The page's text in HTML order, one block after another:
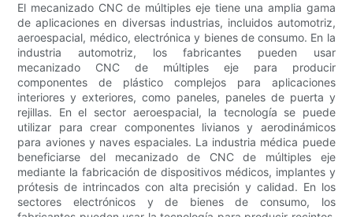
El mecanizado CNC de múltiples eje tiene una amplia gama
de aplicaciones en diversas industrias, incluidos automotriz,
aeroespacial, médico, electrónica y bienes de consumo. En la
industria automotriz, los fabricantes pueden usar
mecanizado CNC de múltiples eje para producir
componentes de plástico complejos para aplicaciones
interiores y exteriores, como paneles, paneles de puerta y
rejillas. En el sector aeroespacial, la tecnología se puede
utilizar para crear componentes livianos y aerodinámicos
para aviones y naves espaciales. La industria médica puede
beneficiarse del mecanizado de CNC de múltiples eje
mediante la fabricación de dispositivos médicos, implantes y
prótesis de intrincados con alta precisión y calidad. En los
sectores electrónicos y de bienes de consumo, los